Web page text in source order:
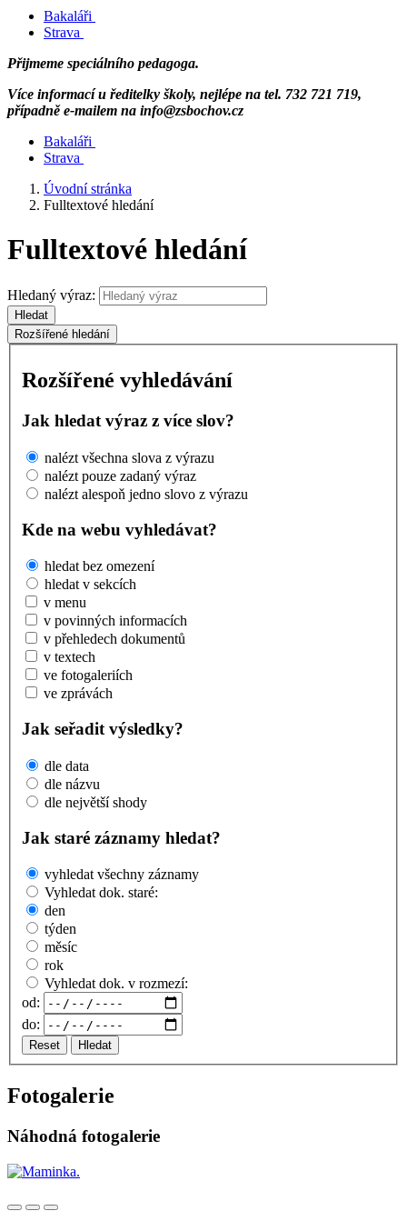
Bakaláři
Strava
Přijmeme speciálního pedagoga.
Více informací u ředitelky školy, nejlépe na tel. 732 721 719,
případně e-mailem na info@zsbochov.cz
Bakaláři
Strava
Úvodní stránka
Fulltextové hledání
Fulltextové hledání
Hledaný výraz:
Hledat
Rozšířené hledání
Rozšířené vyhledávání
Jak hledat výraz z více slov?
nalézt všechna slova z výrazu
nalézt pouze zadaný výraz
nalézt alespoň jedno slovo z výrazu
Kde na webu vyhledávat?
hledat bez omezení
hledat v sekcích
v menu
v povinných informacích
v přehledech dokumentů
v textech
ve fotogaleriích
ve zprávách
Jak seřadit výsledky?
dle data
dle názvu
dle největší shody
Jak staré záznamy hledat?
vyhledat všechny záznamy
Vyhledat dok. staré:
den
týden
měsíc
rok
Vyhledat dok. v rozmezí:
od:
do:
Reset Hledat
Fotogalerie
Náhodná fotogalerie